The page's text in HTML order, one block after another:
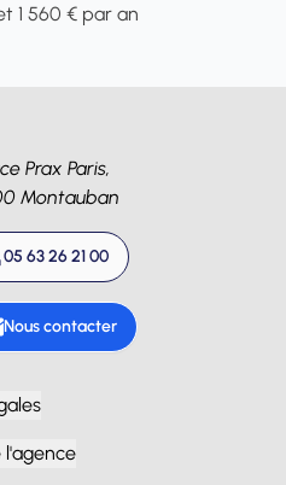
1 560 € par an
Prax Paris,
Montauban
05 63 26 21 00
Nous contacter
l'agence